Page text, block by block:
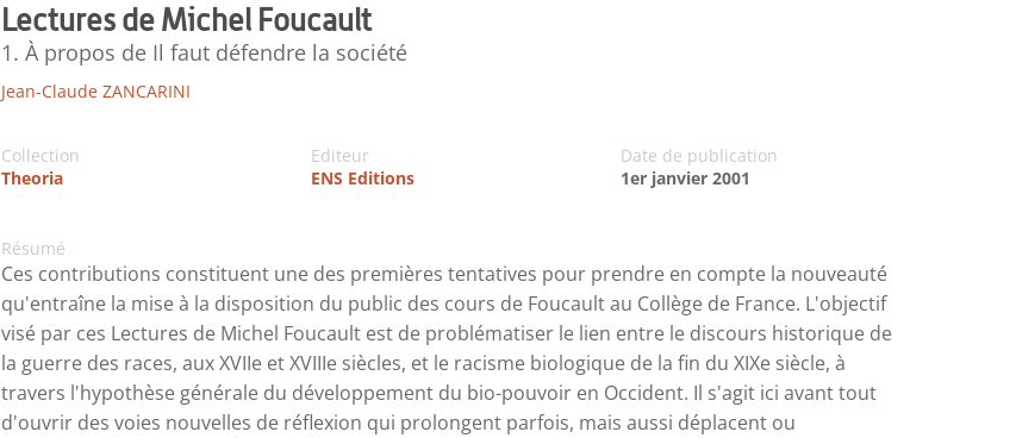
Lectures de Michel Foucault
1. À propos de Il faut défendre la société
Jean-Claude ZANCARINI
Collection
Theoria
Editeur
ENS Editions
Date de publication
1er janvier 2001
Résumé
Ces contributions constituent une des premières tentatives pour prendre en compte la nouveauté
qu'entraîne la mise à la disposition du public des cours de Foucault au Collège de France. L'objectif
visé par ces Lectures de Michel Foucault est de problématiser le lien entre le discours historique de
la guerre des races, aux XVIIe et XVIIIe siècles, et le racisme biologique de la fin du XIXe siècle, à
travers l'hypothèse générale du développement du bio-pouvoir en Occident. Il s'agit ici avant tout
d'ouvrir des voies nouvelles de réflexion qui prolongent parfois, mais aussi déplacent ou